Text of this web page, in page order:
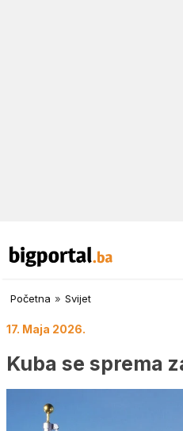
Početna » Svijet
17. Maja 2026.
Kuba se sprema